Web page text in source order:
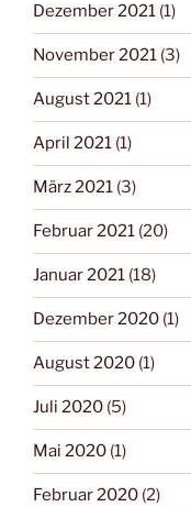
Dezember 2021 (1)
November 2021 (3)
August 2021 (1)
April 2021 (1)
März 2021 (3)
Februar 2021 (20)
Januar 2021 (18)
Dezember 2020 (1)
August 2020 (1)
Juli 2020 (5)
Mai 2020 (1)
Februar 2020 (2)